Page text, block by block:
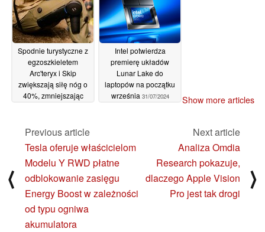
Spodnie turystyczne z
egzoszkieletem
Arc'teryx i Skip
zwiększają siłę nóg o
40%, zmniejszając
Intel potwierdza
premierę układów
Lunar Lake do
laptopów na początku
września 31/07/2024 Show more articles
⟨
Previous article
Tesla oferuje właścicielom
Modelu Y RWD płatne
odblokowanie zasięgu
Energy Boost w zależności
od typu ogniwa
akumulatora
Next article
Analiza Omdia
Research pokazuje,
dlaczego Apple Vision
Pro jest tak drogi
⟩